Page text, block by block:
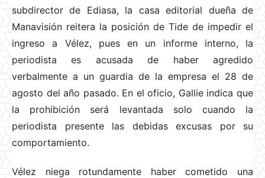
subdirector de Ediasa, la casa editorial dueña de
Manavisión reitera la posición de Tide de impedir el
ingreso a Vélez, pues en un informe interno, la
periodista es acusada de haber agredido
verbalmente a un guardia de la empresa el 28 de
agosto del año pasado. En el oficio, Gallie indica que
la prohibición será levantada solo cuando la
periodista presente las debidas excusas por su
comportamiento.
Vélez niega rotundamente haber cometido una